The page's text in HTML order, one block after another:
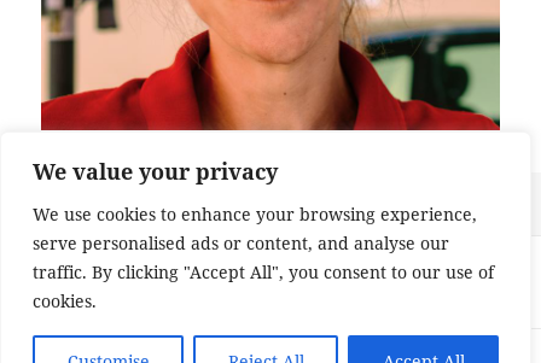
We value your privacy
We use cookies to enhance your browsing experience,
serve personalised ads or content, and analyse our
traffic. By clicking "Accept All", you consent to our use of
cookies.
am
2. August 2023 768 × 768
Beitragsnavigation
VERÖFFENTLICHT IN
Dorfplatzfest 2023